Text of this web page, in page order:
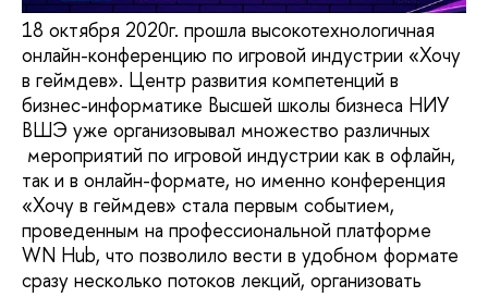
18 октября 2020г. прошла высокотехнологичная
онлайн-конференцию по игровой индустрии «Хочу
в геймдев». Центр развития компетенций в
бизнес-информатике Высшей школы бизнеса НИУ
ВШЭ уже организовывал множество различных
мероприятий по игровой индустрии как в офлайн,
так и в онлайн-формате, но именно конференция
«Хочу в геймдев» стала первым событием,
проведенным на профессиональной платформе
WN Hub, что позволило вести в удобном формате
сразу несколько потоков лекций, организовать